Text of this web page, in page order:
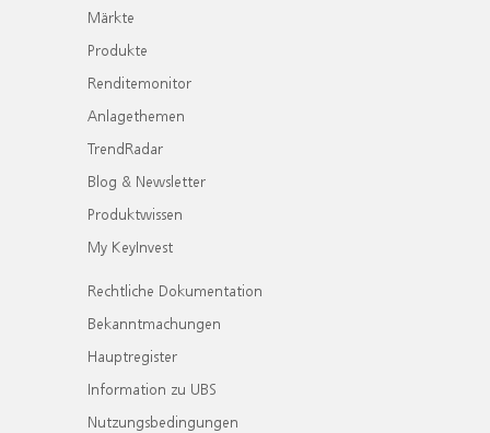
Märkte
Produkte
Renditemonitor
Anlagethemen
TrendRadar
Blog & Newsletter
Produktwissen
My KeyInvest
Rechtliche Dokumentation
Bekanntmachungen
Hauptregister
Information zu UBS
Nutzungsbedingungen